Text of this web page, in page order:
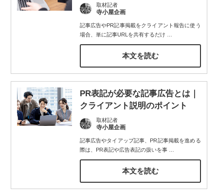
取材記者
寺小屋企画
記事広告やPR記事掲載をクライアント報告に使う
場合、単に記事URLを共有するだけ
本文を読む
PR表記が必要な記事広告とは｜
クライアント説明のポイント
取材記者
寺小屋企画
記事広告やタイアップ記事、PR記事掲載を進める
際は、PR表記や広告表記の扱いを事…
本文を読む